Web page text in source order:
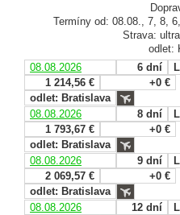
Termíny od: 08.08., 7, 8,
Strava:
odlet:
08.08.2026
6 dní
1 214,56 €
+0 €
odlet: Bratislava
08.08.2026
8 dní
1 793,67 €
+0 €
odlet: Bratislava
08.08.2026
9 dní
2 069,57 €
+0 €
odlet: Bratislava
08.08.2026
12 dní